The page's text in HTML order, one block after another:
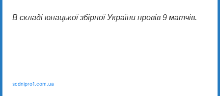
В складі юнацької збірної України провів 9 матчів.
scdnipro1.com.ua